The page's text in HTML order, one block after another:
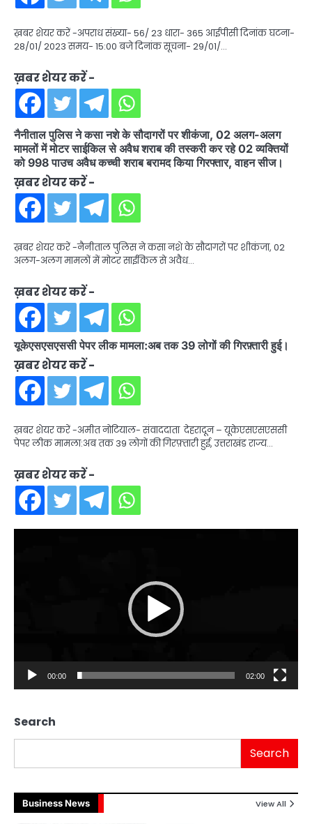
ख़बर शेयर करें -अपराध संख्या- 56/ 23 धारा- 365 आईपीसी दिनांक घटना-
28/01/ 2023 समय- 15:00 बजे दिनांक सूचना- 29/01/…
ख़बर शेयर करें -
नैनीताल पुलिस ने कसा नशे के सौदागरों पर शीकंजा, 02 अलग-अलग
मामलों में मोटर साईकिल से अवैध शराब की तस्करी कर रहे 02 व्यक्तियों
को 998 पाउच अवैध कच्ची शराब बरामद किया गिरफ्तार, वाहन सीज।
ख़बर शेयर करें -
ख़बर शेयर करें -नैनीताल पुलिस ने कसा नशे के सौदागरों पर शीकंजा, 02
अलग-अलग मामलों में मोटर साईकिल से अवैध…
ख़बर शेयर करें -
यूकेएसएसएससी पेपर लीक मामला:अब तक 39 लोगों की गिरफ़्तारी हुई।
ख़बर शेयर करें -
ख़बर शेयर करें -अमीत नोटियाल- संवाददाता देहरादून – यूकेएसएसएससी
पेपर लीक मामला:अब तक 39 लोगों की गिरफ़्तारी हुई, उत्तराखंड राज्य…
ख़बर शेयर करें -
00:00 02:00
Search
Search
Business News View All